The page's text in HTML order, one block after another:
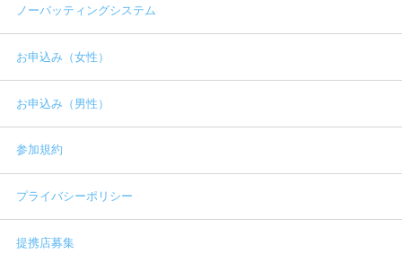
ノーバッティングシステム
お申込み（女性）
お申込み（男性）
参加規約
プライバシーポリシー
提携店募集